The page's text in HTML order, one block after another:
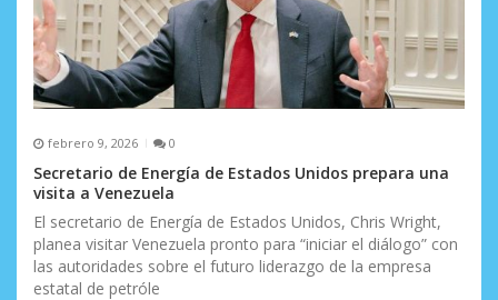
febrero 9, 2026 0
Secretario de Energía de Estados Unidos prepara una
visita a Venezuela
El secretario de Energía de Estados Unidos, Chris Wright,
planea visitar Venezuela pronto para “iniciar el diálogo” con
las autoridades sobre el futuro liderazgo de la empresa
estatal de petróle